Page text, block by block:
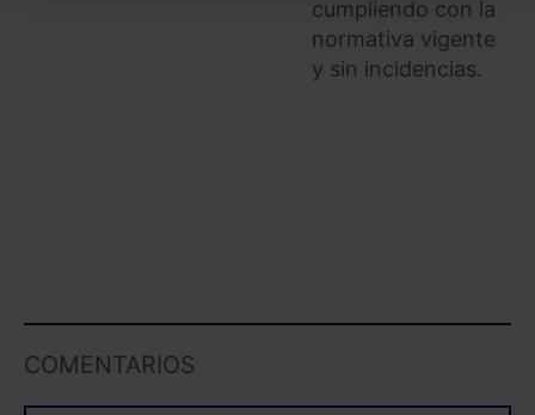
las cookies y
seleccionar solo aquellas que quieras permitir en tu
navegador. Si no seleccionas ninguna utilizaremos
cumpliendo con la
normativa vigente
y sin incidencias.
COMENTARIOS